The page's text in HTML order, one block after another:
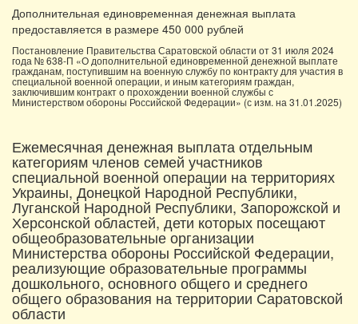
Дополнительная единовременная денежная выплата
предоставляется в размере 450 000 рублей
Постановление Правительства Саратовской области от 31 июля 2024
года № 638-П «О дополнительной единовременной денежной выплате
гражданам, поступившим на военную службу по контракту для участия в
специальной военной операции, и иным категориям граждан,
заключившим контракт о прохождении военной службы с
Министерством обороны Российской Федерации» (с изм. на 31.01.2025)
Ежемесячная денежная выплата отдельным
категориям членов семей участников
специальной военной операции на территориях
Украины, Донецкой Народной Республики,
Луганской Народной Республики, Запорожской и
Херсонской областей, дети которых посещают
общеобразовательные организации
Министерства обороны Российской Федерации,
реализующие образовательные программы
дошкольного, основного общего и среднего
общего образования на территории Саратовской
области